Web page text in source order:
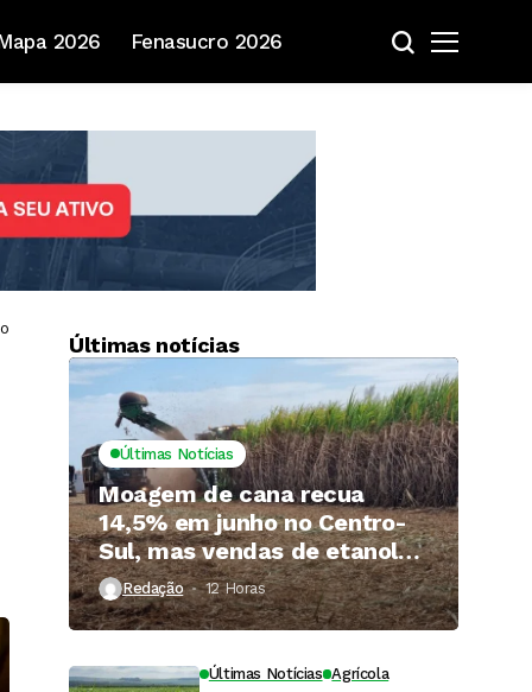
2026 Fenasucro 2026
Últimas notícias
Últimas Notícias
Moagem de cana recua
14,5% em junho no Centro-
Sul, mas vendas de etanol
superam 3 bilhões de litros
Redação 12 Horas ⁮
Últimas Notícias Agrícola